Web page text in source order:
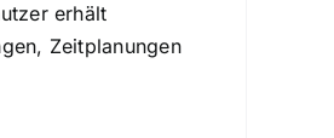
erhält
Zeitplanungen